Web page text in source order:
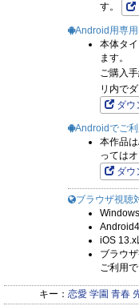
す。
Android用専
本体タ
ます。
ご購入手
リ内で
ダウ
Androidでご
本作品
っては
ダウ
ブラウザ視聴
iOS
ブラウ
ご利用で
キー： 恋愛 学園 青春